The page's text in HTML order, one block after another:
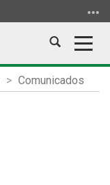
Abrir
busca
Comunicados